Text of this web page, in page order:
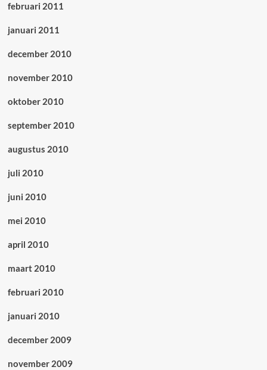
februari 2011
januari 2011
december 2010
november 2010
oktober 2010
september 2010
augustus 2010
juli 2010
juni 2010
mei 2010
april 2010
maart 2010
februari 2010
januari 2010
december 2009
november 2009